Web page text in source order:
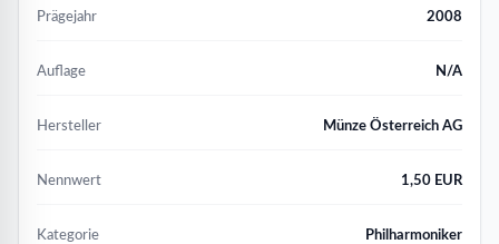
Prägejahr 2008
Auflage N/A
Hersteller Münze Österreich AG
Nennwert 1,50 EUR
Kategorie Philharmoniker